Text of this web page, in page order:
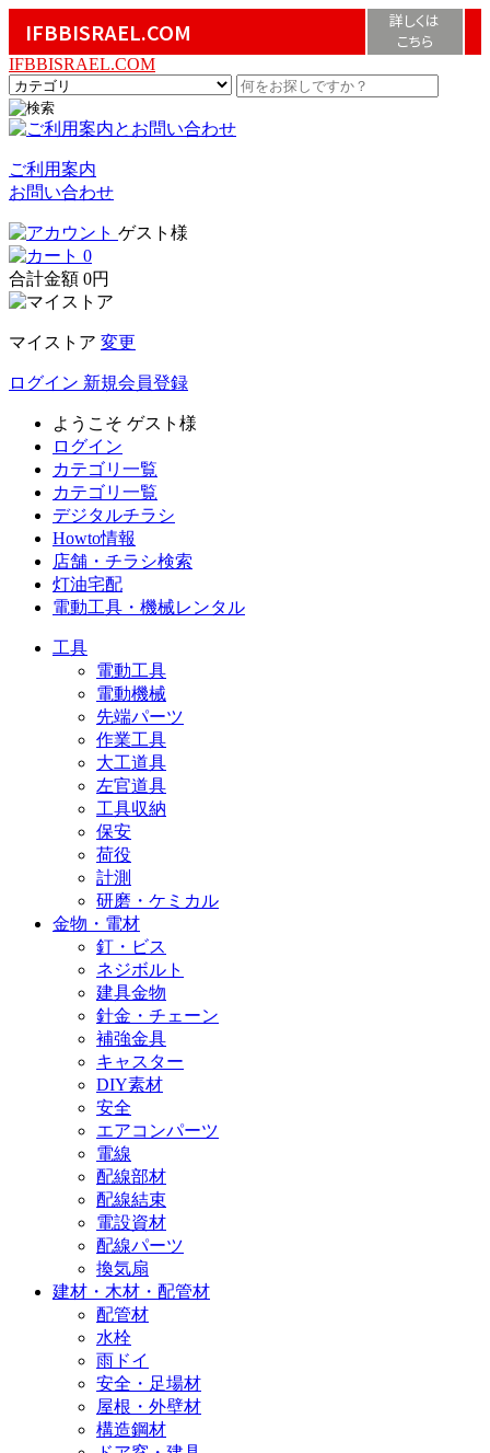
IFBBISRAEL.COM
詳しくは
こちら
IFBBISRAEL.COM
ご利用案内
お問い合わせ
ゲスト様
0
合計金額 0円
マイストア 変更
ログイン 新規会員登録
ようこそ ゲスト様
ログイン
カテゴリ一覧
カテゴリ一覧
デジタルチラシ
Howto情報
店舗・チラシ検索
灯油宅配
電動工具・機械レンタル
工具
電動工具
電動機械
先端パーツ
作業工具
大工道具
左官道具
工具収納
保安
荷役
計測
研磨・ケミカル
金物・電材
釘・ビス
ネジボルト
建具金物
針金・チェーン
補強金具
キャスター
DIY素材
安全
エアコンパーツ
電線
配線部材
配線結束
電設資材
配線パーツ
換気扇
建材・木材・配管材
配管材
水栓
雨ドイ
安全・足場材
屋根・外壁材
構造鋼材